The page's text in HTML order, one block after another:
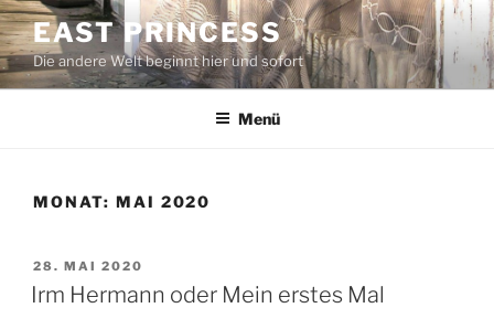
Zum
Inhalt
springen
EAST PRINCESS
Die andere Welt beginnt hier und sofort
Menü
MONAT: MAI 2020
VERÖFFENTLICHT
AM
28. MAI 2020
Irm Hermann oder Mein erstes Mal